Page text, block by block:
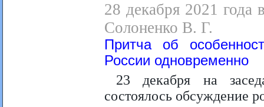
28 декабря 2021 года
Солоненко В. Г.
Притча об
России одновременно
23 декабря на
состоялось обсуждение